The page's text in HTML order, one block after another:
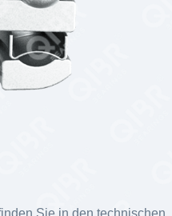
Sie in den technischen